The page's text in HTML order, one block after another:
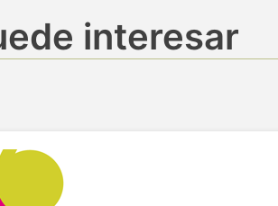
interesar